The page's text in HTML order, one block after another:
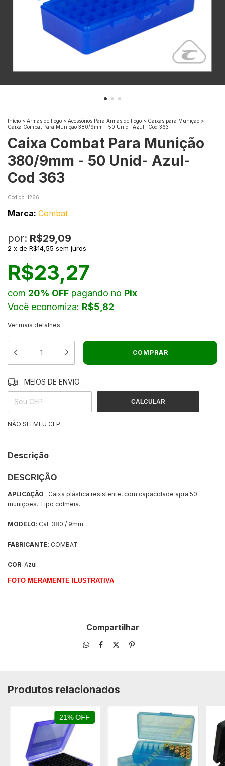
Início > Armas de Fogo > Acessórios Para Armas de Fogo > Caixas para Munição >
Caixa Combat Para Munição 380/9mm - 50 Unid- Azul- Cod 363
Caixa Combat Para Munição
380/9mm - 50 Unid- Azul-
Cod 363
Código: 1266
Marca: Combat
por: R$29,09
2 x de R$14,55 sem juros
R$23,27
com 20% OFF pagando no Pix
Você economiza: R$5,82
Ver mais detalhes
MEIOS DE ENVIO
CALCULAR
NÃO SEI MEU CEP
Descrição
DESCRIÇÃO
APLICAÇÃO : Caixa plástica resistente, com capacidade apra 50
munições. Tipo colmeia.
MODELO: Cal. 380 / 9mm
FABRICANTE: COMBAT
COR: Azul
FOTO MERAMENTE ILUSTRATIVA
Compartilhar
Produtos relacionados
21% OFF